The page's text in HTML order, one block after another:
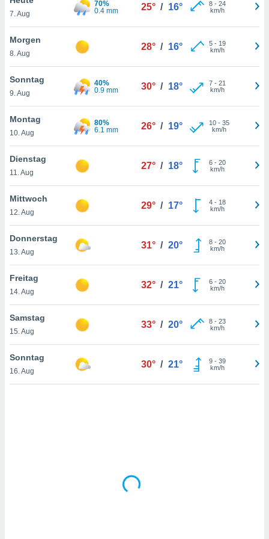
oder
Partner
es uns
das
der
Profil zu
Ihnen
finden
. Sie
jederzeit
Rand
7. Aug
70%
0.4 mm
25° / 16° 8- 24
km/h
Morgen
8. Aug
28° / 16° 5- 19
km/h
Sonntag
9. Aug
40%
0.9 mm
30° / 18° 7- 21
km/h
Montag
10. Aug
80%
6.1 mm
26° / 19° 10- 35
km/h
Dienstag
11. Aug
27° / 18° 6- 20
km/h
Mittwoch
12. Aug
29° / 17° 4- 18
km/h
Donnerstag
13. Aug
31° / 20° 8- 20
km/h
Freitag
14. Aug
32° / 21° 6- 20
km/h
Samstag
15. Aug
33° / 20° 8- 23
km/h
Sonntag
16. Aug
30° / 21° 9- 39
km/h